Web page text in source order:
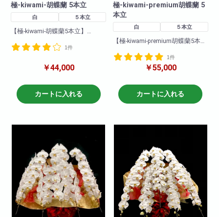
極-kiwami-胡蝶蘭 5本立
白 ５本立
【極-kiwami-胡蝶蘭5本立】
蘭!
胡蝶蘭です!
最高級。
まさに「極‐kiwami-」の胡蝶蘭で
1件
￥44,000
カートに入れる
極-kiwami-premium胡蝶蘭 5
本立
白 ５本立
【極-kiwami-premium胡蝶蘭5本
biotopがお勧めする最上級胡蝶
胡蝶蘭です!
花付き・花保ちどれをとっても
最高級。
1件
￥55,000
カートに入れる